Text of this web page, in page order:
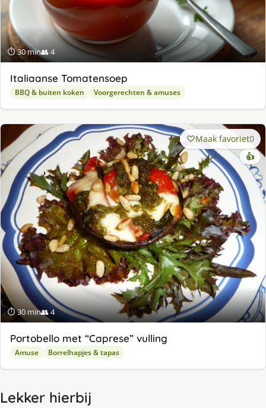
⏱ 30 min👥 4
Italiaanse Tomatensoep
BBQ & buiten koken Voorgerechten & amuses
⏱ 30 min👥 4
Maak favoriet0
👍
Portobello met “Caprese” vulling
Amuse Borrelhapjes & tapas
Lekker hierbij